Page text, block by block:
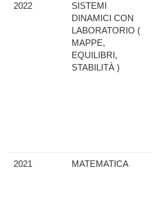
2022
SISTEMI
DINAMICI CON
LABORATORIO (
MAPPE,
EQUILIBRI,
STABILITÀ )
2021 MATEMATICA